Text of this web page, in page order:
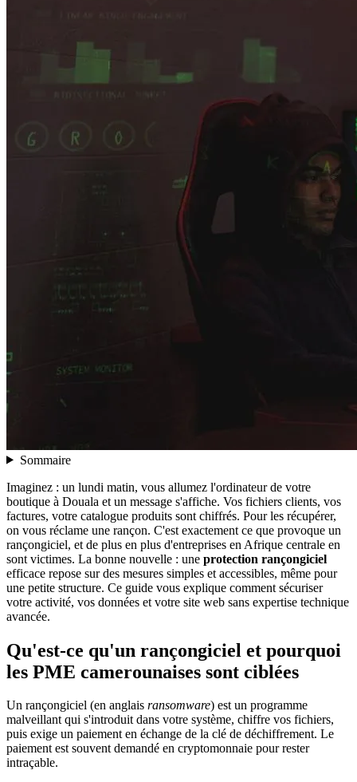
Sommaire
Imaginez : un lundi matin, vous allumez l'ordinateur de votre
boutique à Douala et un message s'affiche. Vos fichiers clients, vos
factures, votre catalogue produits sont chiffrés. Pour les récupérer,
on vous réclame une rançon. C'est exactement ce que provoque un
rançongiciel, et de plus en plus d'entreprises en Afrique centrale en
sont victimes. La bonne nouvelle : une protection rançongiciel
efficace repose sur des mesures simples et accessibles, même pour
une petite structure. Ce guide vous explique comment sécuriser
votre activité, vos données et votre site web sans expertise technique
avancée.
Qu'est-ce qu'un rançongiciel et pourquoi
les PME camerounaises sont ciblées
Un rançongiciel (en anglais ransomware) est un programme
malveillant qui s'introduit dans votre système, chiffre vos fichiers,
puis exige un paiement en échange de la clé de déchiffrement. Le
paiement est souvent demandé en cryptomonnaie pour rester
intraçable.